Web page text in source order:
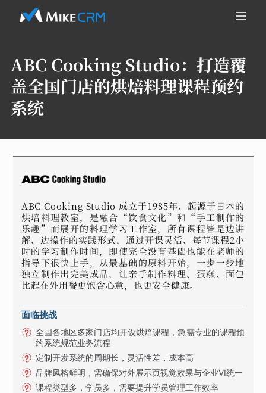
ABC Cooking Studio： 打造覆
盖全国门店的烘焙料理课程预约
系统
ABC Cooking Studio 成立于1985年、起源于日本的
烘培料理教室，是融合“饮食文化”和“手工制作的
乐趣”而展开的料理学习工作室，所有课程皆是边讲
解、边操作的实践形式，通过开课灵活、每节课程2小
时的学习制作时间，即使完全没有基础也能在老师的
指导下很快上手，从最基础的原料开始，一步一步地
独立制作出完美成品，让亲手制作料理、蛋糕、面包
比起在外用餐更饱含心意，也更安全健康。
面临挑战
全国各地区多家门店均开设烘焙课程，急需专业的课程预
约系统规范业务流程
定制开发系统的周期长，灵活性差，成本高
品牌风格鲜明，需确保对外展示页视觉效果与企业VI统一
课程类型多，学员多，需要提升学员管理工作效率